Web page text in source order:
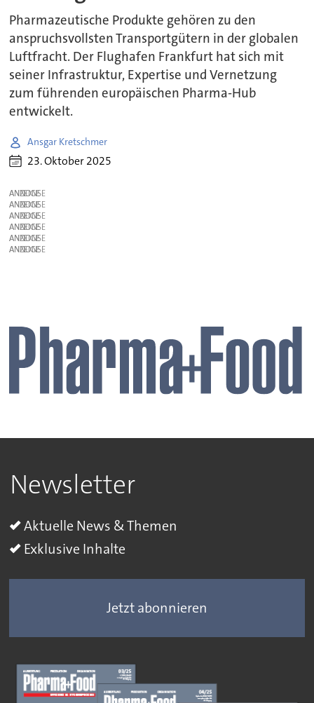
Pharmazeutische Produkte gehören zu den
anspruchsvollsten Transportgütern in der globalen
Luftfracht. Der Flughafen Frankfurt hat sich mit
seiner Infrastruktur, Expertise und Vernetzung
zum führenden europäischen Pharma-Hub
entwickelt.
Ansgar Kretschmer
23. Oktober 2025
ANZEIGE
ANZEIGE
ANZEIGE
ANZEIGE
ANZEIGE
ANZEIGE
Newsletter
Aktuelle News & Themen
Exklusive Inhalte
Jetzt abonnieren